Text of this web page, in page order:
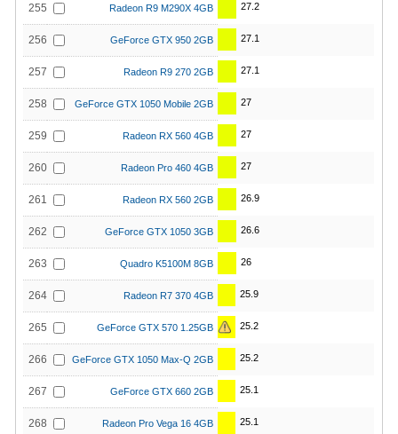
255 Radeon R9 M290X 4GB 27.2
256 GeForce GTX 950 2GB 27.1
257 Radeon R9 270 2GB 27.1
258 GeForce GTX 1050 Mobile 2GB 27
259 Radeon RX 560 4GB 27
260 Radeon Pro 460 4GB 27
261 Radeon RX 560 2GB 26.9
262 GeForce GTX 1050 3GB 26.6
263 Quadro K5100M 8GB 26
264 Radeon R7 370 4GB 25.9
265 GeForce GTX 570 1.25GB 25.2
266 GeForce GTX 1050 Max-Q 2GB 25.2
267 GeForce GTX 660 2GB 25.1
268 Radeon Pro Vega 16 4GB 25.1